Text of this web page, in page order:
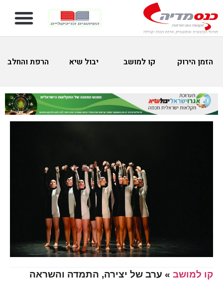
הזמן הירוק קו למושב יבול שיא הרפת והחלב
קו למושב » ערב של יצירה, התמדה והשראה